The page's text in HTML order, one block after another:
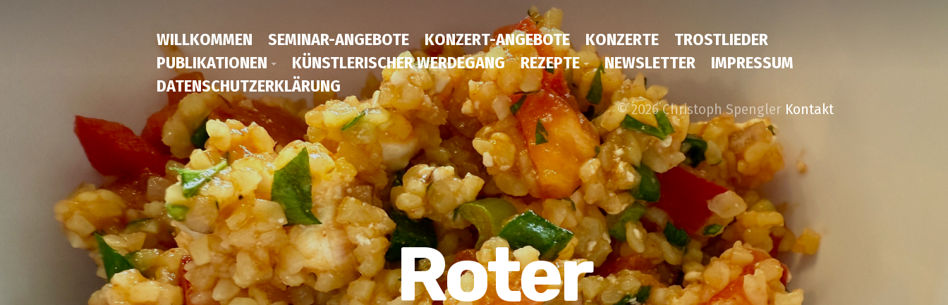
WILLKOMMEN SEMINAR-ANGEBOTE KONZERT-ANGEBOTE KONZERTE
TROSTLIEDER
PUBLIKATIONEN
KÜNSTLERISCHER WERDEGANG REZEPTE NEWSLETTER
IMPRESSUM
DATENSCHUTZERKLÄRUNG
© 2026 Christoph Spengler Kontakt